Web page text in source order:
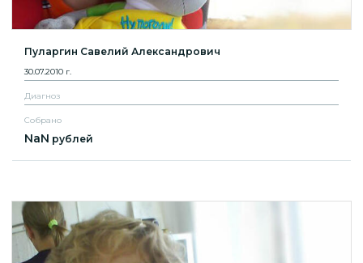
Пуларгин Савелий Александрович
30.07.2010 г.
Диагноз
Собрано
NaN рублей